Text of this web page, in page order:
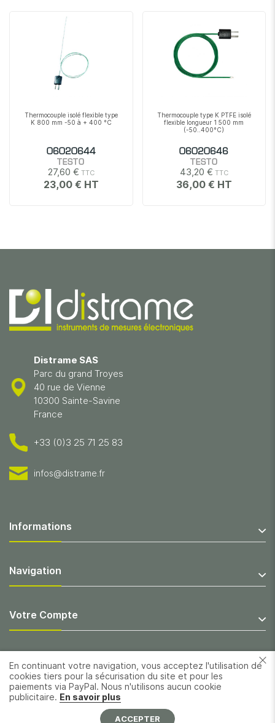
En continuant votre navigation, vous acceptez l'utilisation de
cookies tiers pour la sécurisation du site et pour les
paiements via PayPal. Nous n'utilisons aucun cookie
publicitaire. En savoir plus
ACCEPTER
Thermocouple isolé flexible type
K 800 mm -50 à + 400 °C
06020644
TESTO
27,60 €
23,00 €
Thermocouple type K PTFE isolé
flexible longueur 1 500 mm
(-50..400°C)
06020646
TESTO
43,20 €
36,00 €
Distrame SAS
Parc du grand Troyes
40 rue de Vienne
10300 Sainte-Savine
France
+33 (0)3 25 71 25 83
infos@distrame.fr
Informations
Navigation
Votre Compte